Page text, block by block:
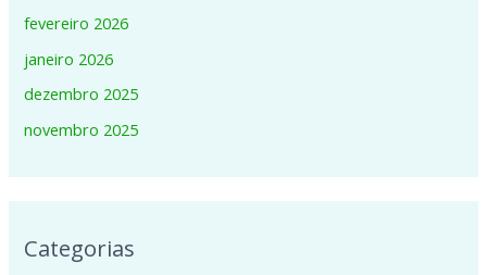
fevereiro 2026
janeiro 2026
dezembro 2025
novembro 2025
Categorias